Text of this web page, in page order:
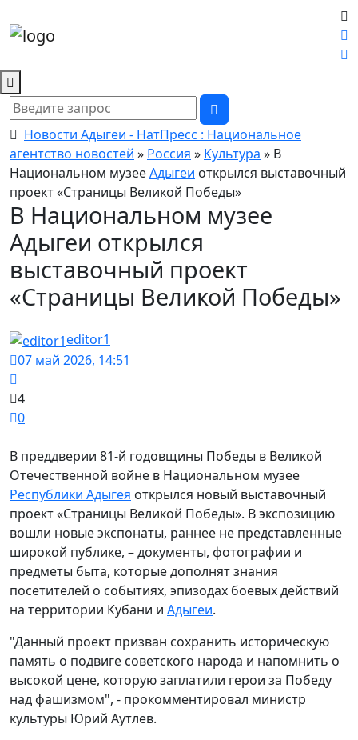
Новости Адыгеи - НатПресс : Национальное
агентство новостей » Россия » Культура » В
Национальном музееАдыгеи открылся выставочный
проект «Страницы Великой Победы»
В Национальном музее
Адыгеи открылся
выставочный проект
«Страницы Великой Победы»
editor1
07 май 2026, 14:51
4
0
В преддверии 81-й годовщины Победы в Великой
Отечественной войне в Национальном музее
Республики Адыгея открылся новый выставочный
проект «Страницы Великой Победы». В экспозицию
вошли новые экспонаты, раннее не представленные
широкой публике, – документы, фотографии и
предметы быта, которые дополнят знания
посетителей о событиях, эпизодах боевых действий
на территории Кубани и Адыгеи.
"Данный проект призван сохранить историческую
память о подвиге советского народа и напомнить о
высокой цене, которую заплатили герои за Победу
над фашизмом", - прокомментировал министр
культуры Юрий Аутлев.